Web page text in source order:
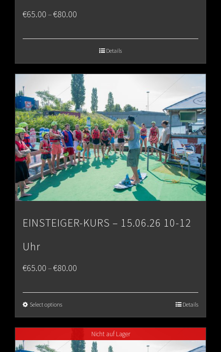
€65.00–€80.00
€80.00
Details
EINSTEIGER-KURS – 15.06.26 10-12
Uhr
€65.00–€80.00
€80.00
Select options Details
Nicht auf Lager